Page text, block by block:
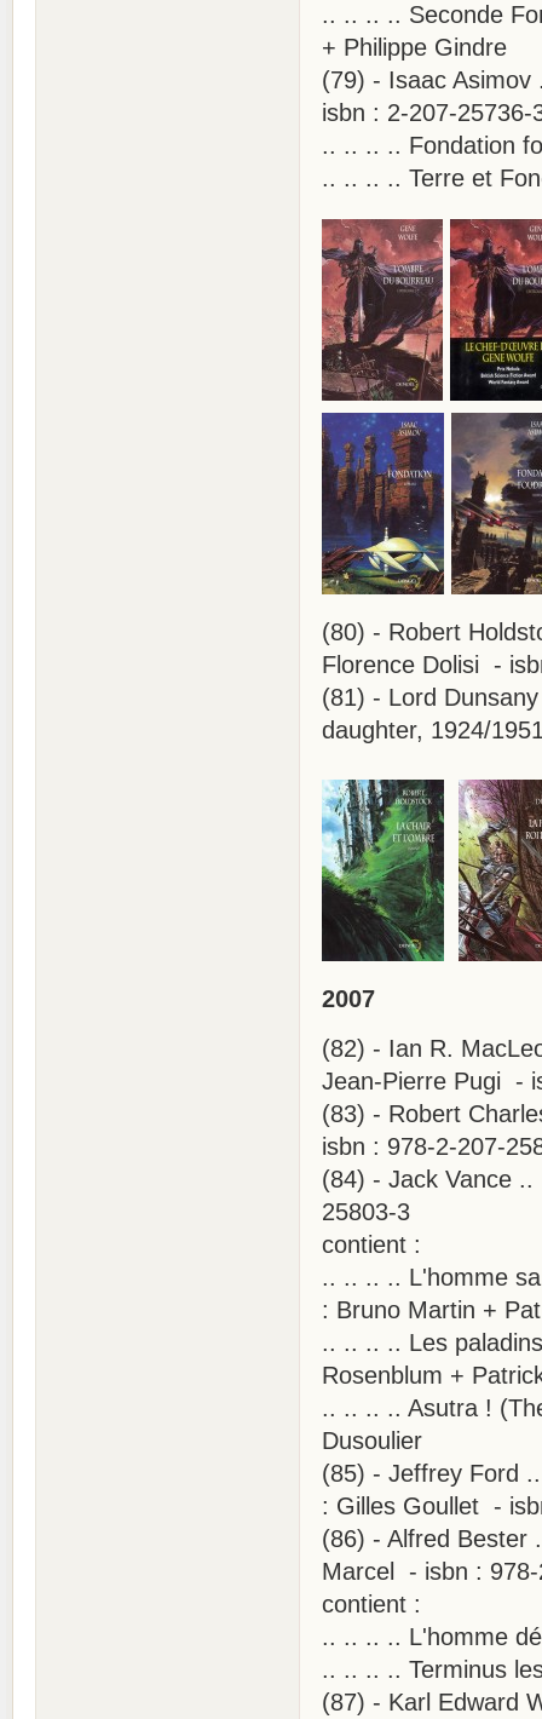
.. .. .. .. Seconde
+ Philippe Gindre
(79) - Isaac
isbn : 2-207-25736-
.. .. .. .. Fondation
.. .. .. .. Terre et
(80) - Robert
Florence Dolisi -
(81) - Lord
daughter, 1924/
2007
(82) - Ian R.
Jean-Pierre Pugi -
(83) - Robert
isbn : 978-2-207-
(84) - Jack Vance
25803-3
contient :
.. .. .. .. L'homme
: Bruno Martin +
.. .. .. .. Les
Rosenblum +
.. .. .. .. Asutra !
Dusoulier
(85) - Jeffrey Ford
: Gilles Goullet -
(86) - Alfred Bester
Marcel - isbn :
contient :
.. .. .. .. L'homme
.. .. .. .. Terminus
(87) - Karl Edward